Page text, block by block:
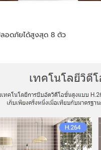
อดภัยได้สูงสุด 8 ตัว